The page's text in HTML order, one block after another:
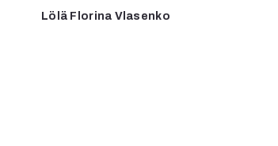
Lölä Florina Vlasenko